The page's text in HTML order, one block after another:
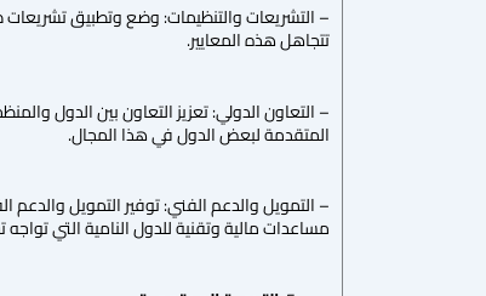
– التشريعات والتنظيمات: وضع وتطبيق
تتجاهل هذه المعايير.
– التعاون الدولي: تعزيز التعاون بين الدول
المتقدمة لبعض الدول في هذا المجال.
– التمويل والدعم الفني: توفير التمويل
مساعدات مالية وتقنية للدول النامية التي